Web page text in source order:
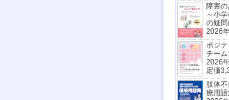
障害
～小
の疑
2026
ポジ
チー
2026
定価
肢体
療用語